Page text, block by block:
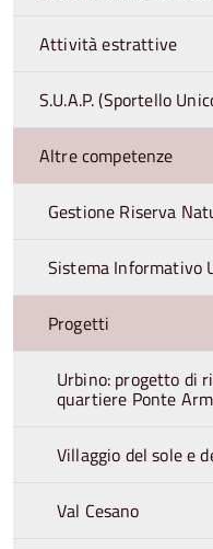
Attività estrattive
S.U.A.P. (Sportello
Altre competenze
Gestione Riserva
Sistema Informativo
Progetti
Urbino: progetto di
quartiere Ponte
Villaggio del sole e
Val Cesano